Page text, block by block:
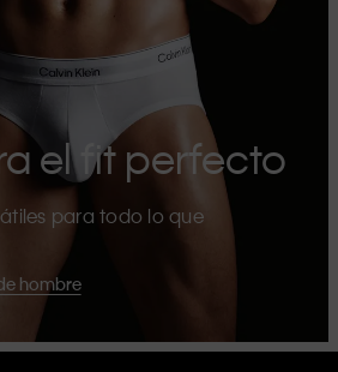
el fit perfecto
para todo lo que
hombre